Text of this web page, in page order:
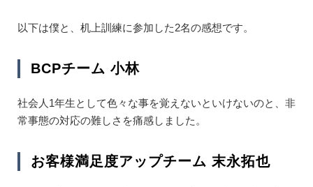
以下は僕と、机上訓練に参加した2名の感想です。
BCPチーム 小林
社会人1年生として色々な事を覚えないといけないのと、非
常事態の対応の難しさを痛感しました。
お客様満足度アップチーム 末永拓也